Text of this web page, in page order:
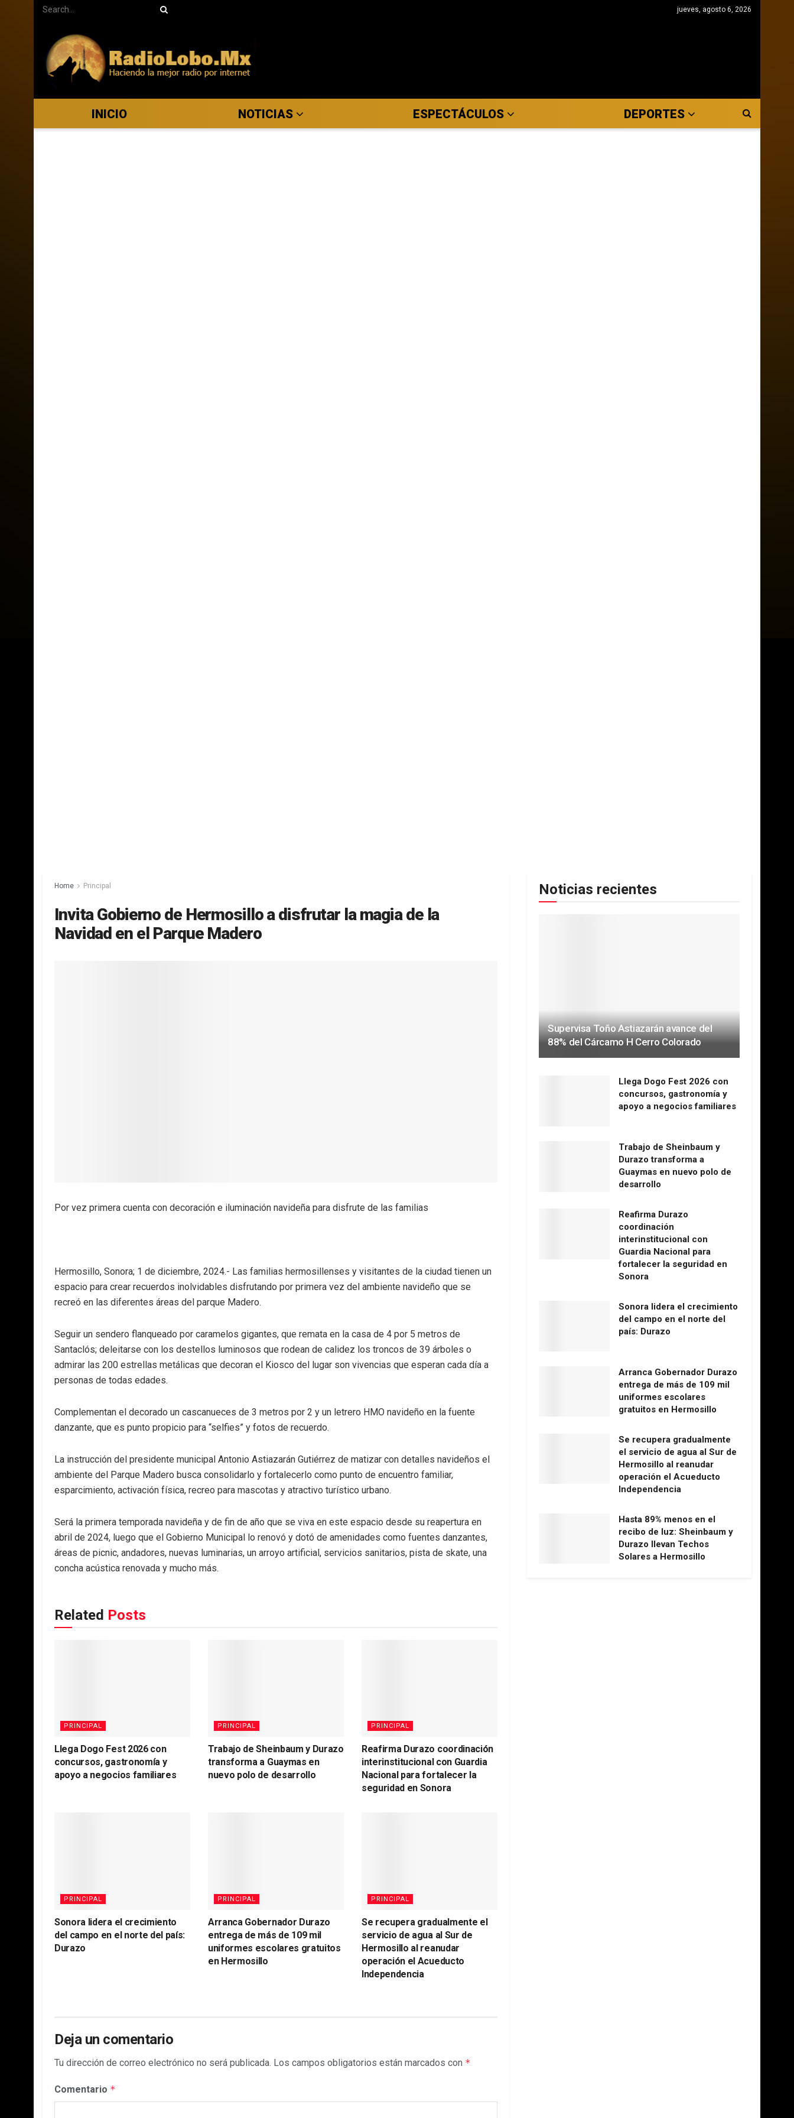
jueves, agosto 6, 2026
INICIO NOTICIAS ESPECTÁCULOS DEPORTES
Home Principal
Invita Gobierno de Hermosillo a disfrutar la magia de la
Navidad en el Parque Madero
Por vez primera cuenta con decoración e iluminación navideña para disfrute de las familias
Hermosillo, Sonora; 1 de diciembre, 2024.- Las familias hermosillenses y visitantes de la ciudad tienen un
espacio para crear recuerdos inolvidables disfrutando por primera vez del ambiente navideño que se
recreó en las diferentes áreas del parque Madero.
Seguir un sendero flanqueado por caramelos gigantes, que remata en la casa de 4 por 5 metros de
Santaclós; deleitarse con los destellos luminosos que rodean de calidez los troncos de 39 árboles o
admirar las 200 estrellas metálicas que decoran el Kiosco del lugar son vivencias que esperan cada día a
personas de todas edades.
Complementan el decorado un cascanueces de 3 metros por 2 y un letrero HMO navideño en la fuente
danzante, que es punto propicio para “selfies” y fotos de recuerdo.
La instrucción del presidente municipal Antonio Astiazarán Gutiérrez de matizar con detalles navideños el
ambiente del Parque Madero busca consolidarlo y fortalecerlo como punto de encuentro familiar,
esparcimiento, activación física, recreo para mascotas y atractivo turístico urbano.
Será la primera temporada navideña y de fin de año que se viva en este espacio desde su reapertura en
abril de 2024, luego que el Gobierno Municipal lo renovó y dotó de amenidades como fuentes danzantes,
áreas de picnic, andadores, nuevas luminarias, un arroyo artificial, servicios sanitarios, pista de skate, una
concha acústica renovada y mucho más.
Related Posts
PRINCIPAL
Llega Dogo Fest 2026 con
concursos, gastronomía y
apoyo a negocios familiares
PRINCIPAL
Trabajo de Sheinbaum y Durazo
transforma a Guaymas en
nuevo polo de desarrollo
PRINCIPAL
Reafirma Durazo coordinación
interinstitucional con Guardia
Nacional para fortalecer la
seguridad en Sonora
PRINCIPAL
Sonora lidera el crecimiento
del campo en el norte del país:
Durazo
PRINCIPAL
Arranca Gobernador Durazo
entrega de más de 109 mil
uniformes escolares gratuitos
en Hermosillo
PRINCIPAL
Se recupera gradualmente el
servicio de agua al Sur de
Hermosillo al reanudar
operación el Acueducto
Independencia
Deja un comentario
Tu dirección de correo electrónico no será publicada. Los campos obligatorios están marcados con *
Comentario *
Noticias recientes
Supervisa Toño Astiazarán avance del
88% del Cárcamo H Cerro Colorado
Llega Dogo Fest 2026 con
concursos, gastronomía y
apoyo a negocios familiares
Trabajo de Sheinbaum y
Durazo transforma a
Guaymas en nuevo polo de
desarrollo
Reafirma Durazo
coordinación
interinstitucional con
Guardia Nacional para
fortalecer la seguridad en
Sonora
Sonora lidera el crecimiento
del campo en el norte del
país: Durazo
Arranca Gobernador Durazo
entrega de más de 109 mil
uniformes escolares
gratuitos en Hermosillo
Se recupera gradualmente
el servicio de agua al Sur de
Hermosillo al reanudar
operación el Acueducto
Independencia
Hasta 89% menos en el
recibo de luz: Sheinbaum y
Durazo llevan Techos
Solares a Hermosillo